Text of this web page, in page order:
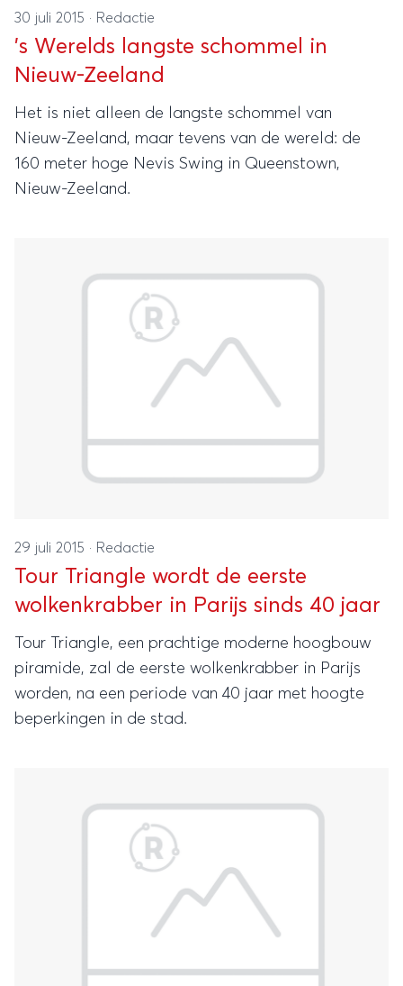
30 juli 2015 · Redactie
's Werelds langste schommel in
Nieuw-Zeeland
Het is niet alleen de langste schommel van
Nieuw-Zeeland, maar tevens van de wereld: de
160 meter hoge Nevis Swing in Queenstown,
Nieuw-Zeeland.
29 juli 2015 · Redactie
Tour Triangle wordt de eerste
wolkenkrabber in Parijs sinds 40 jaar
Tour Triangle, een prachtige moderne hoogbouw
piramide, zal de eerste wolkenkrabber in Parijs
worden, na een periode van 40 jaar met hoogte
beperkingen in de stad.